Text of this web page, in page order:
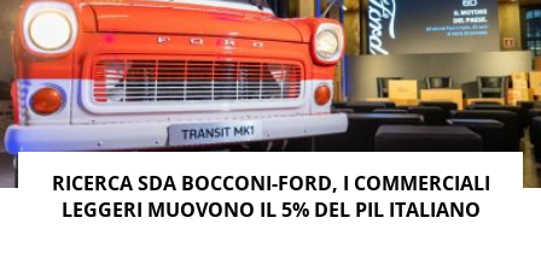
RICERCA SDA BOCCONI-FORD, I COMMERCIALI
LEGGERI MUOVONO IL 5% DEL PIL ITALIANO